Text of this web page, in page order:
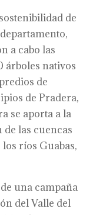
de
a cabo las
árboles nativos
de
de Pradera,
se aporta a la
las cuencas
ríos Guabas,
una campaña
del Valle del